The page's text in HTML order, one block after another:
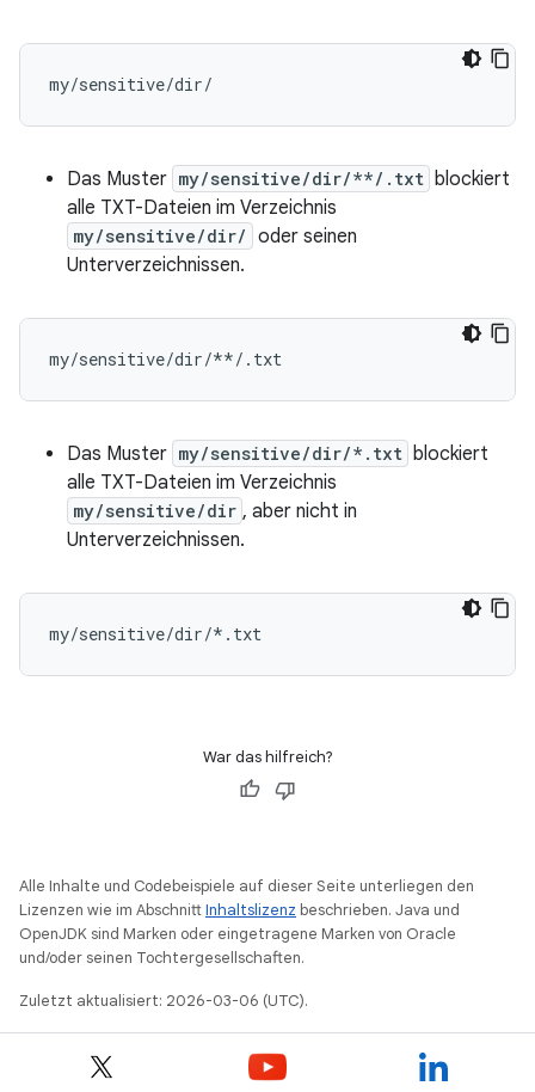
Das Muster my/sensitive/dir/**/.txt
blockiert
alle TXT-Dateien im Verzeichnis
my/sensitive/dir/ oder seinen
Unterverzeichnissen.
Das Muster my/sensitive/dir/*.txt
blockiert
alle TXT-Dateien im Verzeichnis
my/sensitive/dir , aber nicht in
Unterverzeichnissen.
War das hilfreich?
Alle Inhalte und Codebeispiele auf dieser Seite unterliegen den
Lizenzen wie im AbschnittInhaltslizenz beschrieben. Java und
OpenJDK sind Marken oder eingetragene Marken von Oracle
und/oder seinen Tochtergesellschaften.
Zuletzt aktualisiert: 2026-03-06 (UTC).